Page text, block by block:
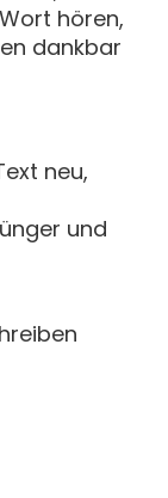
hören,
dankbar
neu,
und